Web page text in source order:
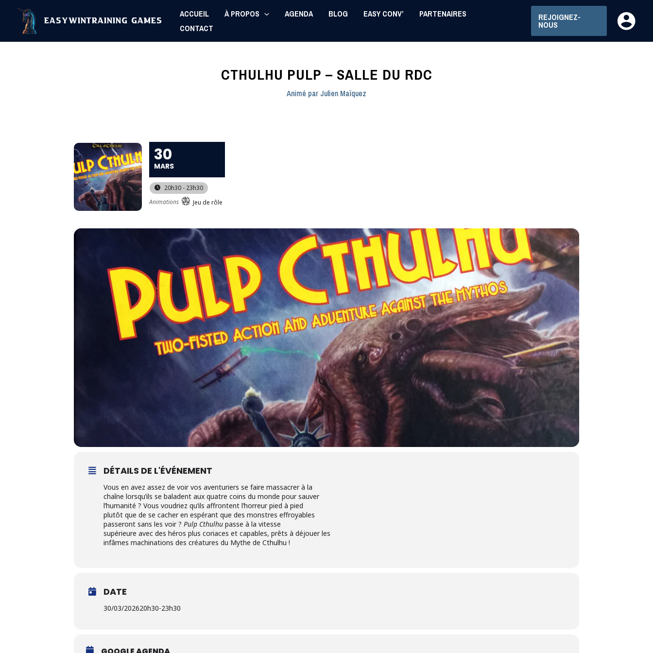
contenu
EasyWinTraining Games
ACCUEIL À PROPOS AGENDA BLOG EASY CONV’
PARTENAIRES
CONTACT
REJOIGNEZ-
NOUS
CTHULHU PULP – SALLE DU RDC
Animé par Julien Maïquez
30
MARS
20h30 - 23h30
Animations
Jeu de rôle
DÉTAILS DE L'ÉVÉNEMENT
Vous en avez assez de voir vos aventuriers se faire massacrer à la
chaîne lorsqu’ils se baladent aux quatre coins du monde pour sauver
l’humanité ? Vous voudriez qu’ils affrontent l’horreur pied à pied
plutôt que de se cacher en espérant que des monstres effroyables
passeront sans les voir ? Pulp Cthulhu passe à la vitesse
supérieure avec des héros plus coriaces et capables, prêts à déjouer les
infâmes machinations des créatures du Mythe de Cthulhu !
DATE
30/03/202620h30-23h30